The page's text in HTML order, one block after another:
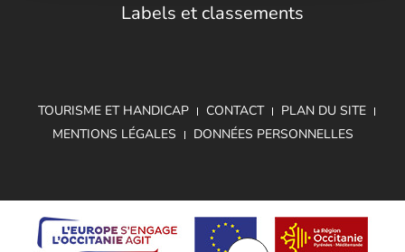
Labels et classements
TOURISME ET HANDICAP CONTACT
PLAN DU SITE
MENTIONS LÉGALES
DONNÉES PERSONNELLES